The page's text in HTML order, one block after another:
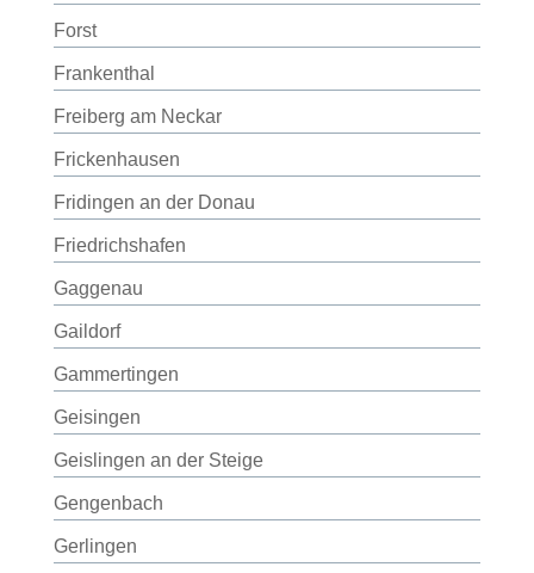
Forst
Frankenthal
Freiberg am Neckar
Frickenhausen
Fridingen an der Donau
Friedrichshafen
Gaggenau
Gaildorf
Gammertingen
Geisingen
Geislingen an der Steige
Gengenbach
Gerlingen